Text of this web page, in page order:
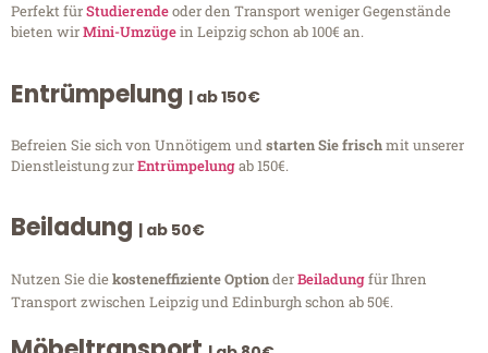
Perfekt fürStudierendeoder den Transport weniger Gegenstände
bieten wirMini-Umzügein Leipzig schon ab 100€ an.
Entrümpelung | ab 150€
Befreien Sie sich von Unnötigem undstarten Sie frischmit unserer
Dienstleistung zurEntrümpelungab 150€.
Beiladung | ab 50€
Nutzen Sie diekosteneffiziente OptionderBeiladungfür Ihren
Transport zwischen Leipzig und Edinburgh schon ab 50€.